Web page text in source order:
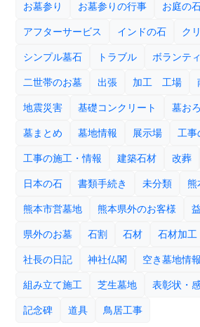
お墓参り お墓参りの行事 お庭の
アフターサービス インドの石 ク
シンプル墓石 トラブル ボランテ
二世帯のお墓 出張 加工 工場
地震災害 基礎コンクリート 墓お
墓まとめ 墓地情報 展示場 工事
工事の施工・情報 建築石材 改葬
日本の石 書類手続き 未分類 熊
熊本市営墓地 熊本県外のお客様
県外のお墓 石割 石材 石材加工
社長の日記 神社仏閣 空き墓地情報
組み立て施工 芝生墓地 表彰状・
記念碑 道具 鳥居工事